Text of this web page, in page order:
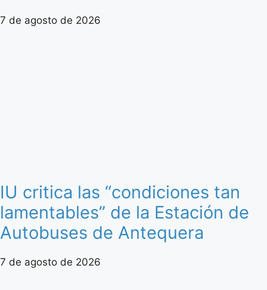
7 de agosto de 2026
IU critica las “condiciones tan
lamentables” de la Estación de
Autobuses de Antequera
7 de agosto de 2026